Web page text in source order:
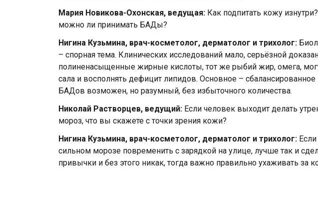
Мария Новикова-Охонская, ведущая: Как подпитать кожу
можно ли принимать БАДы?
Нигина Кузьмина, врач-косметолог, дерматолог и трихолог:
– спорная тема. Клинических исследований мало, серьёзной
полиненасыщенные жирные кислоты, тот же рыбий жир, омега,
сала и восполнять дефицит липидов. Основное –
БАДов возможен, но разумный, без избыточного количества.
Николай Растворцев, ведущий: Если человек выходит делать
мороз, что вы скажете с точки зрения кожи?
Нигина Кузьмина, врач-косметолог, дерматолог и трихолог:
сильном морозе повременить с зарядкой на улице, лучше так и
привычки и без этого никак, тогда важно правильно ухаживать за